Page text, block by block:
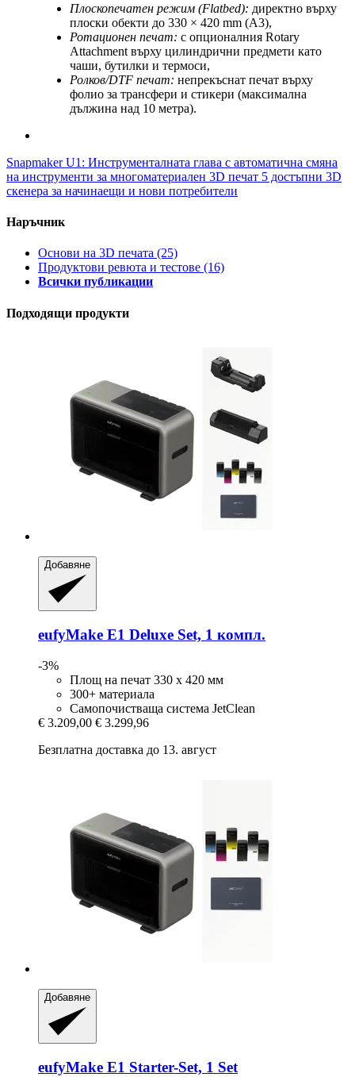
Плоскопечатен режим (Flatbed): директно върху
плоски обекти до 330 × 420 mm (A3),
Ротационен печат: с опционалния Rotary
Attachment върху цилиндрични предмети като
чаши, бутилки и термоси,
Ролков/DTF печат: непрекъснат печат върху
фолио за трансфери и стикери (максимална
дължина над 10 метра).
Snapmaker U1: Инструменталната глава с автоматична смяна
на инструменти за многоматериален 3D печат 5 достъпни 3D
скенера за начинаещи и нови потребители
Наръчник
Основи на 3D печата (25)
Продуктови ревюта и тестове (16)
Всички публикации
Подходящи продукти
Добавяне
eufyMake E1 Deluxe Set, 1 компл.
-3%
Площ на печат 330 x 420 мм
300+ материала
Самопочистваща система JetClean
€ 3.209,00 € 3.299,96
Безплатна доставка до 13. август
Добавяне
eufyMake E1 Starter-​Set, 1 Set